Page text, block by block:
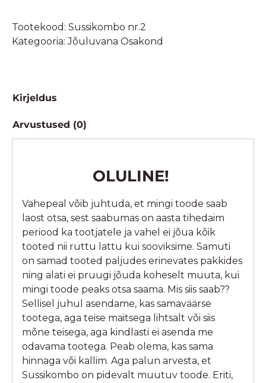
Tootekood: Sussikombo nr.2
Kategooria:Jõuluvana Osakond
Kirjeldus
Arvustused (0)
OLULINE!
Vahepeal võib juhtuda, et mingi toode saab
laost otsa, sest saabumas on aasta tihedaim
periood ka tootjatele ja vahel ei jõua kõik
tooted nii ruttu lattu kui sooviksime. Samuti
on samad tooted paljudes erinevates pakkides
ning alati ei pruugi jõuda koheselt muuta, kui
mingi toode peaks otsa saama. Mis siis saab??
Sellisel juhul asendame, kas samaväärse
tootega, aga teise maitsega lihtsalt või siis
mõne teisega, aga kindlasti ei asenda me
odavama tootega. Peab olema, kas sama
hinnaga või kallim. Aga palun arvesta, et
Sussikombo on pidevalt muutuv toode. Eriti,